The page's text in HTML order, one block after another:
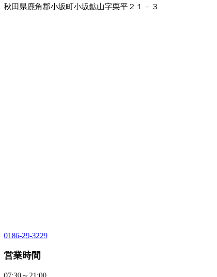
秋田県鹿角郡小坂町小坂鉱山字栗平２１－３
0186-29-3229
営業時間